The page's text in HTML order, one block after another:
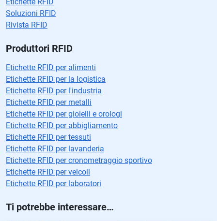
Etichette RFID
Soluzioni RFID
Rivista RFID
Produttori RFID
Etichette RFID per alimenti
Etichette RFID per la logistica
Etichette RFID per l'industria
Etichette RFID per metalli
Etichette RFID per gioielli e orologi
Etichette RFID per abbigliamento
Etichette RFID per tessuti
Etichette RFID per lavanderia
Etichette RFID per cronometraggio sportivo
Etichette RFID per veicoli
Etichette RFID per laboratori
Ti potrebbe interessare…